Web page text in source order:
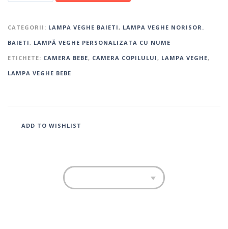
CATEGORII: LAMPA VEGHE BAIETI, LAMPA VEGHE NORISOR.
BAIETI, LAMPĂ VEGHE PERSONALIZATA CU NUME
ETICHETE: CAMERA BEBE, CAMERA COPILULUI, LAMPA VEGHE,
LAMPA VEGHE BEBE
ADD TO WISHLIST